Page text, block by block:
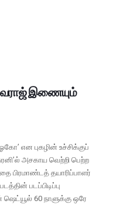
இணையும்
என புகழின் உச்சிக்குப்
அசகாய வெற்றி பெற்ற
பிரமாண்டத் தயாரிப்பாளர்
படப்பிடிப்பு
60 நாளுக்கு ஒரே